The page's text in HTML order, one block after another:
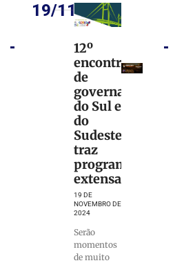
19/11/2024
12º
encontro
de
governadores
do Sul e
do
Sudeste
traz
programação
extensa
19 DE
NOVEMBRO DE
2024
Serão
momentos
de muito